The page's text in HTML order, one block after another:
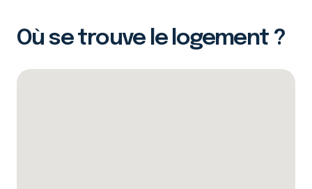
Où se trouve le logement ?